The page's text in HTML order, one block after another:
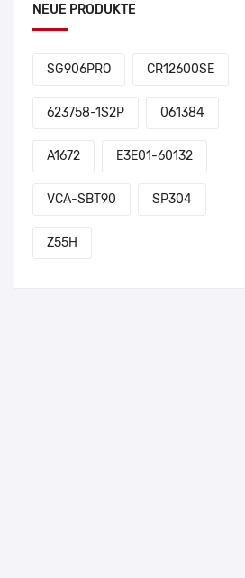
NEUE PRODUKTE
SG906PRO CR12600SE
623758-1S2P 061384
A1672 E3E01-60132
VCA-SBT90 SP304
Z55H